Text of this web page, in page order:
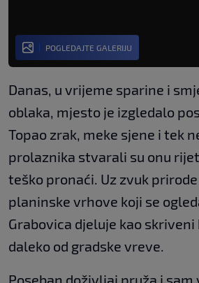
POGLEDAJTE GALERIJU
Danas, u vrijeme sparine i
oblaka, mjesto je izgledalo
Topao zrak, meke sjene i tek
prolaznika stvarali su onu
teško pronaći. Uz zvuk
planinske vrhove koji se
Grabovica djeluje kao
daleko od gradske vreve.